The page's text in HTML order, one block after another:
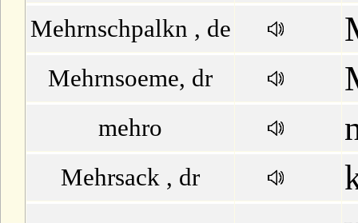
Mehrnschpalkn , de
Mehrnsoeme, dr
mehro
Mehrsack , dr